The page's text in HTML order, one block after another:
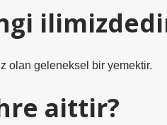
olan geleneksel bir yemektir.
aittir?